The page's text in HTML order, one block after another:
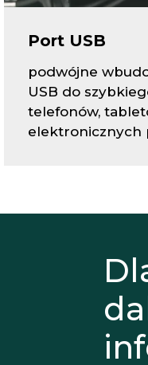
Port USB
podwójne
USB do
telefonów,
elektronicznych